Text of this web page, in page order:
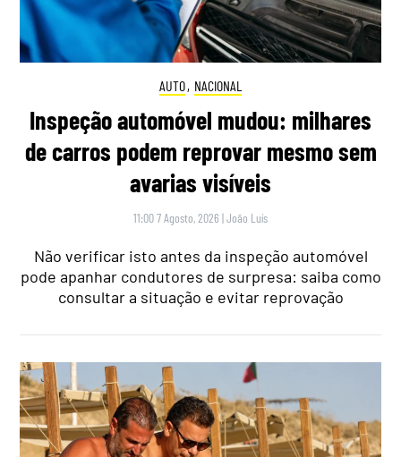
AUTO, NACIONAL
Inspeção automóvel mudou: milhares
de carros podem reprovar mesmo sem
avarias visíveis
11:00 7 Agosto, 2026 |João Luís
Não verificar isto antes da inspeção automóvel
pode apanhar condutores de surpresa: saiba como
consultar a situação e evitar reprovação